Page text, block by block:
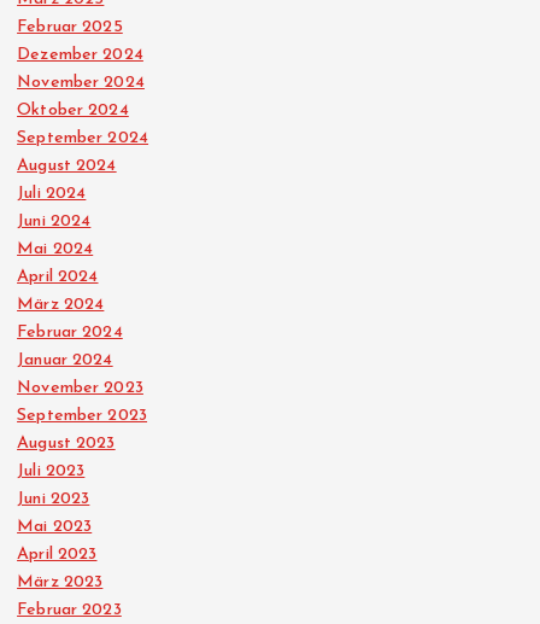
Februar 2025
Dezember 2024
November 2024
Oktober 2024
September 2024
August 2024
Juli 2024
Juni 2024
Mai 2024
April 2024
März 2024
Februar 2024
Januar 2024
November 2023
September 2023
August 2023
Juli 2023
Juni 2023
Mai 2023
April 2023
März 2023
Februar 2023